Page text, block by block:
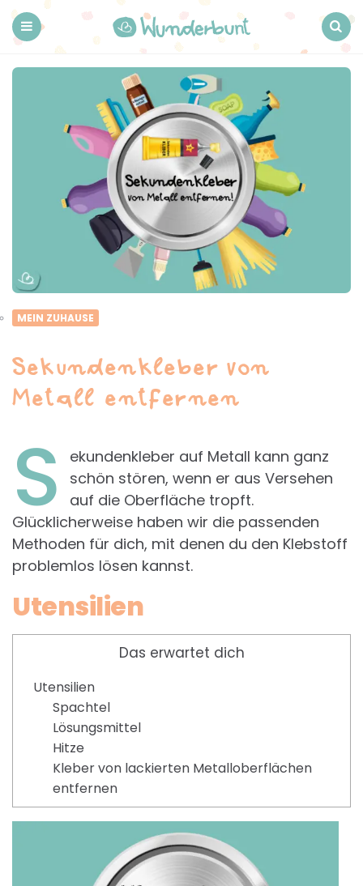
MEIN ZUHAUSE
Sekundenkleber von
Metall entfernen
S
ekundenkleber auf Metall kann ganz
schön stören, wenn er aus Versehen
auf die Oberfläche tropft.
Glücklicherweise haben wir die passenden
Methoden für dich, mit denen du den Klebstoff
problemlos lösen kannst.
Utensilien
Das erwartet dich
Utensilien
Spachtel
Lösungsmittel
Hitze
Kleber von lackierten Metalloberflächen
entfernen